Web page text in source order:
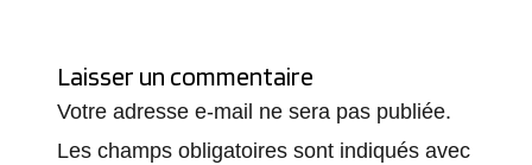
Laisser un commentaire
Votre adresse e-mail ne sera pas publiée.
Les champs obligatoires sont indiqués avec